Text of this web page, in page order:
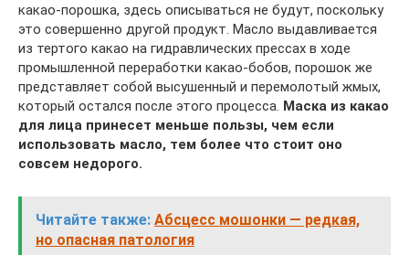
какао-порошка, здесь описываться не будут, поскольку
это совершенно другой продукт. Масло выдавливается
из тертого какао на гидравлических прессах в ходе
промышленной переработки какао-бобов, порошок же
представляет собой высушенный и перемолотый жмых,
который остался после этого процесса. Маска из какао
для лица принесет меньше пользы, чем если
использовать масло, тем более что стоит оно
совсем недорого.
Читайте также: Абсцесс мошонки — редкая,
но опасная патология